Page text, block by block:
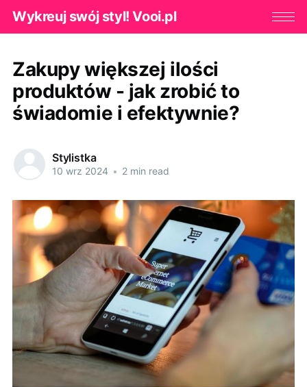
Wykreuj swój styl! Vooi.pl
Zakupy większej ilości
produktów - jak zrobić to
świadomie i efektywnie?
Stylistka
10 wrz 2024 • 2 min read